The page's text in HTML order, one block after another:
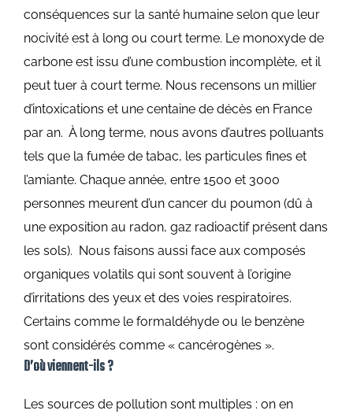
conséquences sur la santé humaine selon que leur
nocivité est à long ou court terme. Le monoxyde de
carbone est issu d’une combustion incomplète, et il
peut tuer à court terme. Nous recensons un millier
d’intoxications et une centaine de décès en France
par an. À long terme, nous avons d’autres polluants
tels que la fumée de tabac, les particules fines et
l’amiante. Chaque année, entre 1500 et 3000
personnes meurent d’un cancer du poumon (dû à
une exposition au radon, gaz radioactif présent dans
les sols). Nous faisons aussi face aux composés
organiques volatils qui sont souvent à l’origine
d’irritations des yeux et des voies respiratoires.
Certains comme le formaldéhyde ou le benzène
sont considérés comme « cancérogènes ».
D’où viennent-ils ?
Les sources de pollution sont multiples : on en